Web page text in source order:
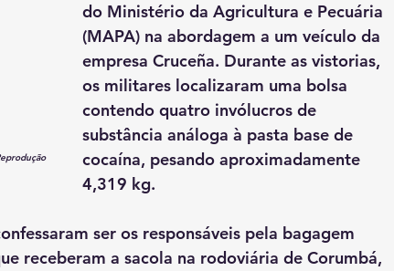
do Ministério da Agricultura e Pecuária
(MAPA) na abordagem a um veículo da
empresa Cruceña. Durante as vistorias,
os militares localizaram uma bolsa
contendo quatro invólucros de
substância análoga à pasta base de
cocaína, pesando aproximadamente
4,319 kg.
ser os responsáveis pela bagagem
receberam a sacola na rodoviária de Corumbá,